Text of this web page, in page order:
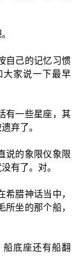
自己的记忆习惯
大家说一下最早
有一些星座，其
弃了。
说的象限仪象限
有了。对。
腊神话当中，
坐的那个船，
底座还有船翻